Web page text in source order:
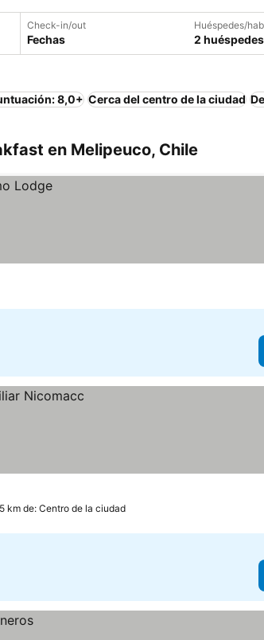
Check-in/out
Fechas
Huéspedes/
2
8,0+ Cerca del centro de la ciudad
en Melipeuco, Chile
km de: Centro de la ciudad